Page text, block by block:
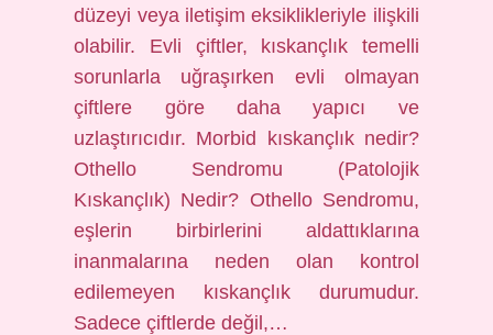
düzeyi veya iletişim eksiklikleriyle ilişkili
olabilir. Evli çiftler, kıskançlık temelli
sorunlarla uğraşırken evli olmayan
çiftlere göre daha yapıcı ve
uzlaştırıcıdır. Morbid kıskançlık nedir?
Othello Sendromu (Patolojik
Kıskançlık) Nedir? Othello Sendromu,
eşlerin birbirlerini aldattıklarına
inanmalarına neden olan kontrol
edilemeyen kıskançlık durumudur.
Sadece çiftlerde değil,…